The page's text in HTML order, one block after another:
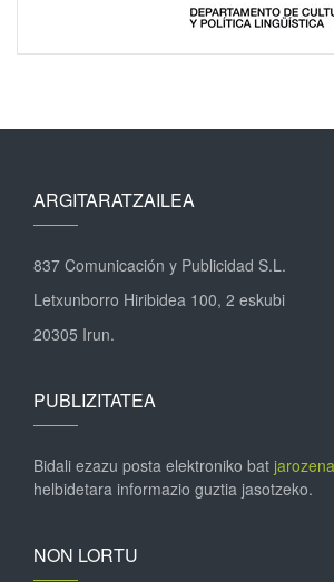
ARGITARATZAILEA
837 Comunicación y Publicidad S.L.
Letxunborro Hiribidea 100, 2 eskubi
20305 Irun.
PUBLIZITATEA
Bidali ezazu posta elektroniko bat
helbidetara informazio guztia jasotzeko.
NON LORTU